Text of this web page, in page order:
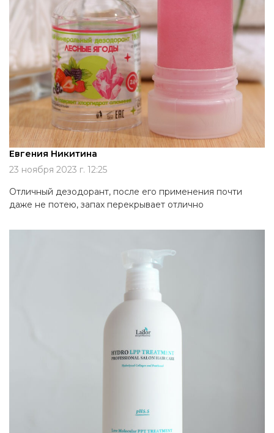
Евгения Никитина
23 ноября 2023 г. 12:25
Отличный дезодорант, после его применения почти
даже не потею, запах перекрывает отлично